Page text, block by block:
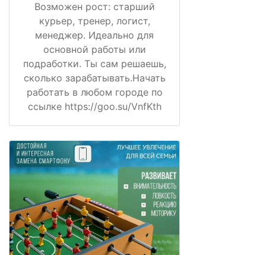
Возможен рост: старший
курьер, тренер, логист,
менеджер. Идеально для
основной работы или
подработки. Ты сам решаешь,
сколько зарабатывать.Начать
работать в любом городе по
ссылке https://goo.su/VnfKth